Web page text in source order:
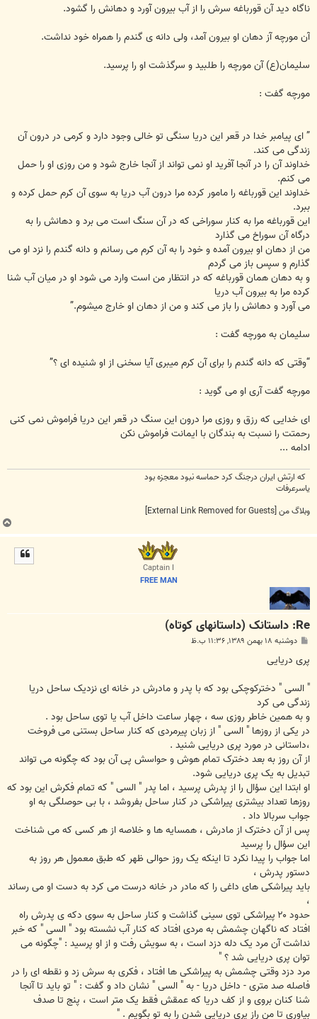
ناگاه دید آن قورباغه سرش را از آب بیرون آورد و دهانش را گشود.
آن مورچه آز دهان او بیرون آمد، ولی دانه ی گندم را همراه خود نداشت.
سلیمان(ع) آن مورچه را طلبید و سرگذشت او را پرسید.
مورچه گفت :
” ای پیامبر خدا در قعر این دریا سنگی تو خالی وجود دارد و کرمی در درون آن
زندگی می کند.
خداوند آن را در آنجا آفرید او نمی تواند از آنجا خارج شود و من روزی او را حمل
می کنم.
خداوند این قورباغه را مامور کرده مرا درون آب دریا به سوی آن کرم حمل کرده و
ببرد.
این قورباغه مرا به کنار سوراخی که در آن سنگ است می برد و دهانش را به
درگاه آن سوراخ می گذارد
من از دهان او بیرون آمده و خود را به آن کرم می رسانم و دانه گندم را نزد او می
گذارم و سپس باز می گردم
و به دهان همان قورباغه که در انتظار من است وارد می شود او در میان آب شنا
کرده مرا به بیرون آب دریا
می آورد و دهانش را باز می کند و من از دهان او خارج میشوم.”
سلیمان به مورچه گفت :
“وقتی که دانه گندم را برای آن کرم میبری آیا سخنی از او شنیده ای ؟”
مورچه گفت آری او می گوید :
ای خدایی که رزق و روزی مرا درون این سنگ در قعر این دریا فراموش نمی کنی
رحمتت را نسبت به بندگان با ایمانت فراموش نکن
ادامه ...
که ارتش ایران درجنگ کرد حماسه نبود معجزه بود
یاسرعرفات
وبلاگ من[External Link Removed for Guests]
ب
ا
Captain I
FREE MAN
Re: داستانک (داستانهای کوتاه)
پ
ت
دوشنبه ۱۸ بهمن ۱۳۸۹, ۱۱:۳۶ ب.ظ
پری دریایی
" السی " دخترکوچکی بود که با پدر و مادرش در خانه ای نزدیک ساحل دریا
زندگی می کرد
و به همین خاطر روزی سه ، چهار ساعت داخل آب یا توی ساحل بود .
در یکی از روزها " السی " از زبان پیرمردی که کنار ساحل بستنی می فروخت
،داستانی در مورد پری دریایی شنید .
از آن روز به بعد دخترک تمام هوش و حواسش پی آن بود که چگونه می تواند
تبدیل به یک پری دریایی شود.
او ابتدا این سؤال را از پدرش پرسید ، اما پدر " السی " که تمام فکرش این بود که
روزها تعداد بیشتری پیراشکی در کنار ساحل بفروشد ، با بی حوصلگی به او
جواب سربالا داد .
پس از آن دخترک از مادرش ، همسایه ها و خلاصه از هر کسی که می شناخت
این سؤال را پرسید
اما جواب را پیدا نکرد تا اینکه یک روز حوالی ظهر که طبق معمول هر روز به
دستور پدرش ،
باید پیراشکی های داغی را که مادر در خانه درست می کرد به دست او می رساند
حدود ۲۰ پیراشکی توی سینی گذاشت و کنار ساحل به سوی دکه ی پدرش راه
افتاد که ناگهان چشمش به مردی افتاد که کنار آب نشسته بود " السی " که خبر
نداشت آن مرد یک دله دزد است ، به سویش رفت و از او پرسید : "چگونه می
توان پری دریایی شد ؟ "
مرد دزد وقتی چشمش به پیراشکی ها افتاد ، فکری به سرش زد و نقطه ای را در
فاصله صد متری - داخل دریا - به " السی " نشان داد و گفت : " تو باید تا آنجا
شنا کنان بروی و از کف دریا که عمقش فقط یک متر است ، پنج تا صدف
بیاوری تا من راز پری دریایی شدن را به تو بگویم . "